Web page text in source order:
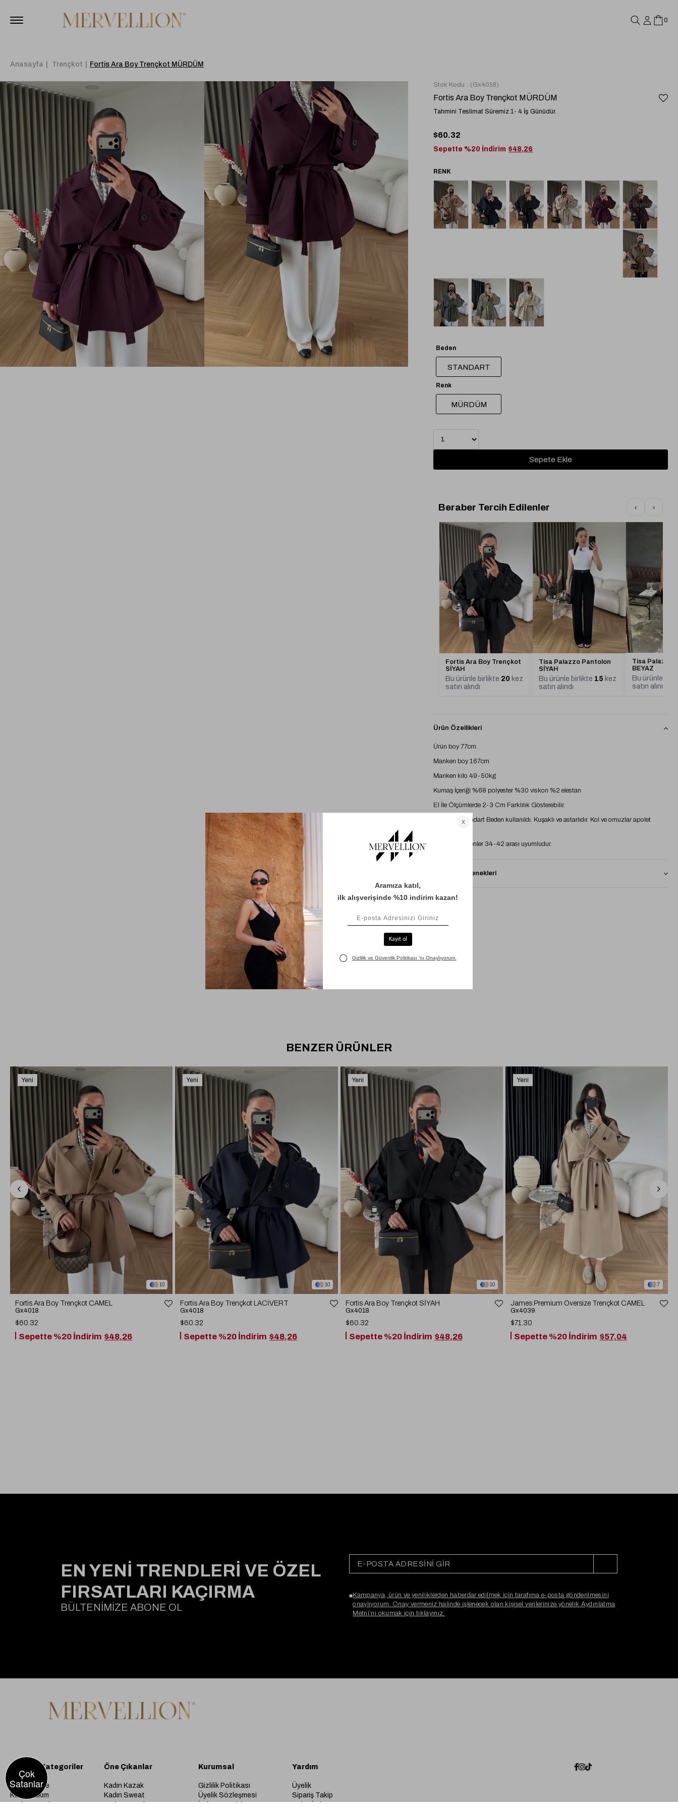
0
Anasayfa Trençkot Fortis Ara Boy Trençkot MÜRDÜM
Stok Kodu (Gx4018)
Fortis Ara Boy Trençkot MÜRDÜM
Tahmini Teslimat Süremiz 1- 4 İş Günüdür.
$60.32
Sepette %20 İndirim $48,26
Tükendi Tükendi
Tükendi
Tükendi Tükendi
Beden
STANDART
Renk
MÜRDÜM
Beraber Tercih Edilenler ‹ ›
Fortis Ara Boy Trençkot
SİYAH
Bu ürünle birlikte 20 kez
satın alındı
Tisa Palazzo Pantolon
SİYAH
Bu ürünle birlikte 15 kez
satın alındı
Tisa Palazzo
BEYAZ
Bu ürünle
satın alındı
Ürün Özellikleri
Ürün boy 77cm
Manken boy 167cm
Manken kilo 49-50kg
Kumaş İçeriği %68 polyester %30 viskon %2 elestan
El İle Ölçümlerde 2-3 Cm Farklılık Gösterebilir.
Çekimde Standart Beden kullanıldı. Kuşaklı ve astarlıdır. Kol ve omuzlar apolet
Standart bedenler 34-42 arası uyumludur.
Ödeme Seçenekleri
BENZER ÜRÜNLER
10
Fortis Ara Boy Trençkot CAMEL
Gx4018
$60.32
Sepette %20 İndirim $48,26
Yeni
10
Fortis Ara Boy Trençkot LACİVERT
Gx4018
$60.32
Sepette %20 İndirim $48,26
Yeni
10
Fortis Ara Boy Trençkot SİYAH
Gx4018
$60.32
Sepette %20 İndirim $48,26
Yeni
7
James Premium Oversize Trençkot CAMEL
Gx4039
$71.30
Sepette %20 İndirim $57,04
Yeni
EN YENİ TRENDLERİ VE ÖZEL
FIRSATLARI KAÇIRMA
BÜLTENİMİZE ABONE OL
Kampanya, ürün ve yeniliklerden haberdar edilmek için tarafıma e-posta gönderilmesini
onaylıyorum. Onay vermeniz halinde işlenecek olan kişisel verilerinize yönelik Aydınlatma
Metni’ni okumak için tıklayınız.
Popüler Kategoriler
Kadın Elbise
Kadın Takım
Öne Çıkanlar
Kadın Kazak
Kadın Sweat
Kurumsal
Gizlilik Politikası
Üyelik Sözleşmesi
Yardım
Üyelik
Sipariş Takip
Çok
Satanlar